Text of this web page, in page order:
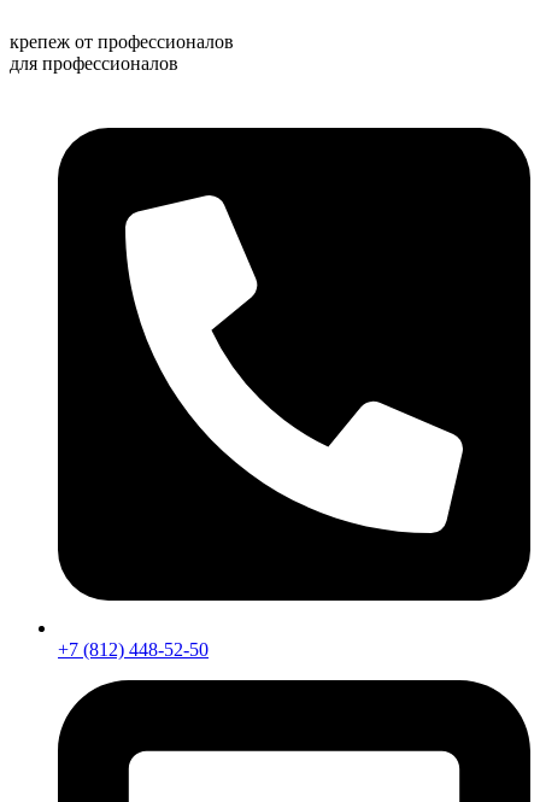
к
содержимому
крепеж от профессионалов
для профессионалов
+7 (812) 448-52-50